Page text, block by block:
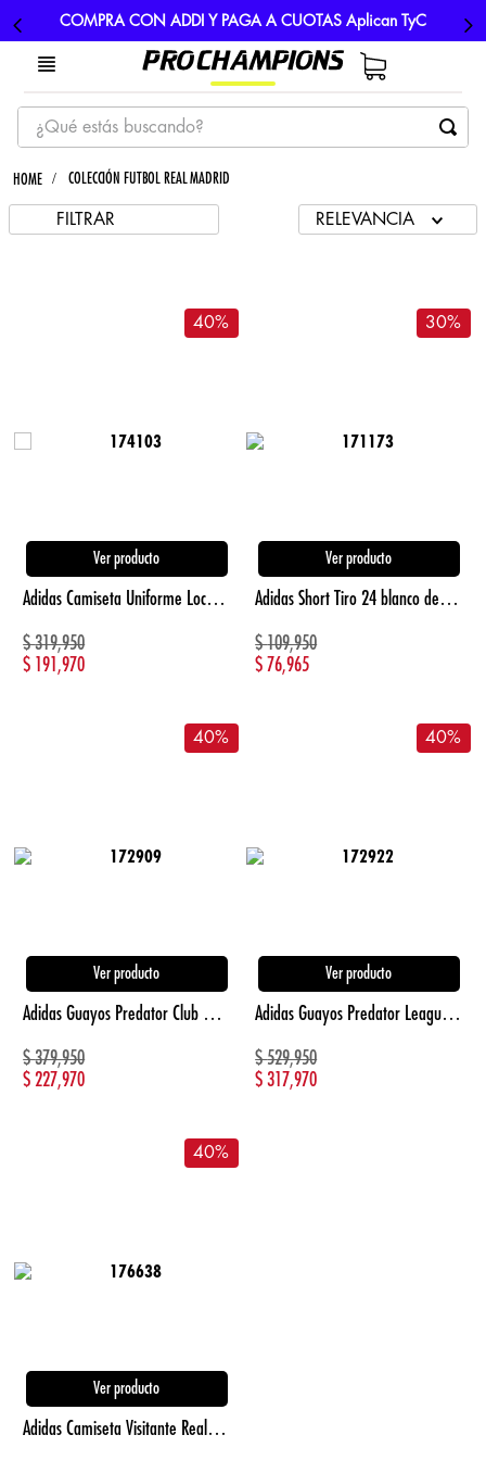
COMPRA CON ADDI Y PAGA A CUOTAS Aplican TyC
¿Qué estás buscando?
TÉRMINOS MÁS BUSCADOS
1. tenis
COLECCIÓN FUTBOL REAL MADRID
FILTRAR RELEVANCIA
40%
Ver producto
Adidas Camiseta Uniforme Local Real Madrid 24/2 Manga Corta blanco de niño para futbol
$319,950
$ 191,970
30%
Ver producto
Adidas Short Tiro 24 blanco de hombre para futbol
$109,950
$76,965
40%
Ver producto
Adidas Guayos Predator Club Multiterreno amarillo de hombre para futbol
$379,950
$227,970
40%
Ver producto
Adidas Guayos Predator League Terreno Firme amarillo de hombre para futbol
$529,950
$317,970
40%
Ver producto
Adidas Camiseta Visitante Real Madrid 24/25 Manga Corta naranja de hombre para futbol